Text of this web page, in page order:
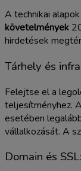
A technikai
követelmények
hirdetések
Tárhely és
Felejtse el a
teljesítményhez.
esetében
vállalkozását. A
Domain és